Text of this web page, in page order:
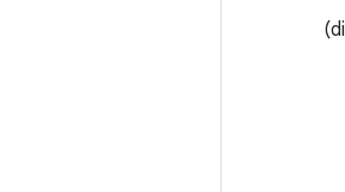
(dp או dip)